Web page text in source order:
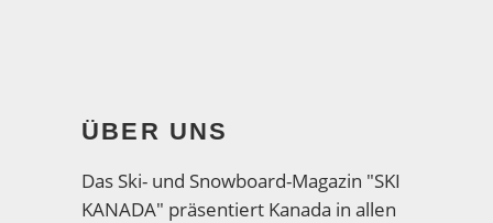
ÜBER UNS
Das Ski- und Snowboard-Magazin "SKI
KANADA" präsentiert Kanada in allen